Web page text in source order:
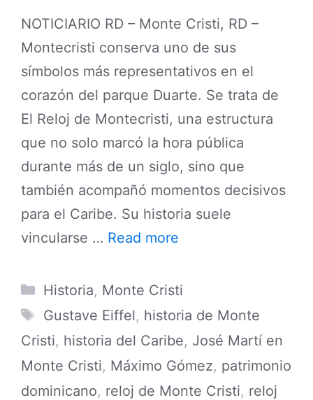
NOTICIARIO RD – Monte Cristi, RD –
Montecristi conserva uno de sus
símbolos más representativos en el
corazón del parque Duarte. Se trata de
El Reloj de Montecristi, una estructura
que no solo marcó la hora pública
durante más de un siglo, sino que
también acompañó momentos decisivos
para el Caribe. Su historia suele
vincularse … Read more
Categories
Historia, Monte Cristi
Tags
Gustave Eiffel, historia de Monte
Cristi, historia del Caribe, José Martí en
Monte Cristi, Máximo Gómez, patrimonio
dominicano, reloj de Monte Cristi, reloj